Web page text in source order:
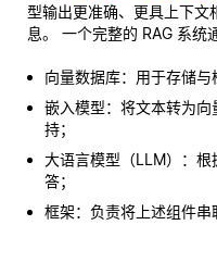
型输出更准确、更具上下
息。 一个完整的 RAG 系统
向量数据库：用于存储与
嵌入模型：将文本转为
持；
大语言模型（LLM）：
答；
框架：负责将上述组件串